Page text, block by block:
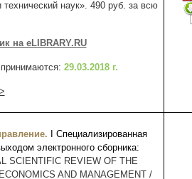
наук». 490 руб. за всю
на eLIBRARY.RU
29.03.2018 г.
Специализированная
электронного сборника:
SCIENTIFIC REVIEW OF THE
AND MANAGEMENT /